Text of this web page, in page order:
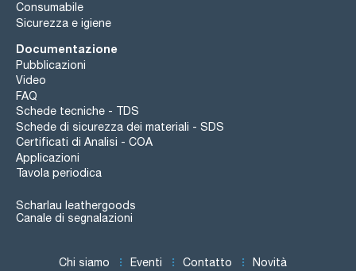
Consumabile
Sicurezza e igiene
Documentazione
Pubblicazioni
Video
FAQ
Schede tecniche - TDS
Schede di sicurezza dei materiali - SDS
Certificati di Analisi - COA
Applicazioni
Tavola periodica
Scharlau leathergoods
Canale di segnalazioni
Chi siamo Eventi Contatto Novità